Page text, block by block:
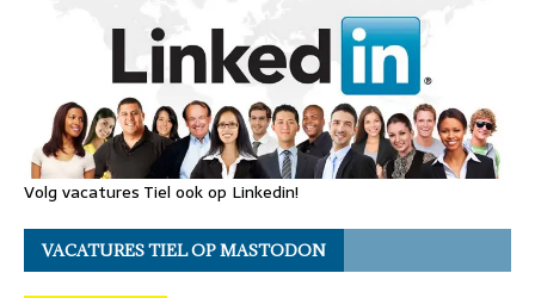
Volg vacatures Tiel ook op Linkedin!
VACATURES TIEL OP MASTODON